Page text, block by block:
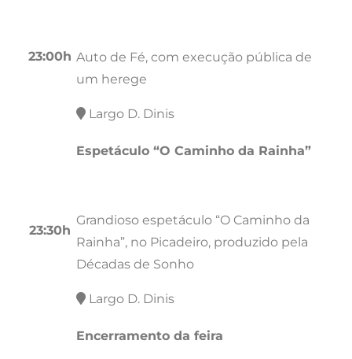
23:00h Auto de Fé, com execução pública de
um herege
Largo D. Dinis
23:30h
Espetáculo “O Caminho da Rainha”
Grandioso espetáculo “O Caminho da
Rainha”, no Picadeiro, produzido pela
Décadas de Sonho
Largo D. Dinis
Encerramento da feira